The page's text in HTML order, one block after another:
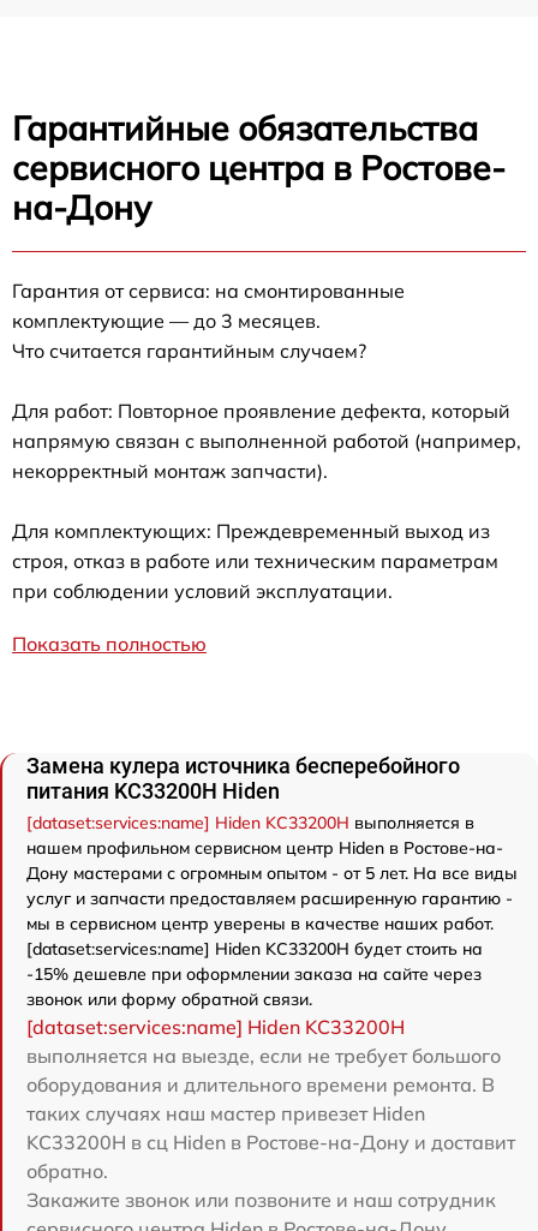
Гарантийные обязательства
сервисного центра в Ростове-
на-Дону
Гарантия от сервиса: на смонтированные
комплектующие — до 3 месяцев.
Что считается гарантийным случаем?
Для работ: Повторное проявление дефекта, который
напрямую связан с выполненной работой (например,
некорректный монтаж запчасти).
Для комплектующих: Преждевременный выход из
строя, отказ в работе или техническим параметрам
при соблюдении условий эксплуатации.
Показать полностью
Замена кулера источника бесперебойного
питания KC33200H Hiden
[dataset:services:name] Hiden KC33200H выполняется в
нашем профильном сервисном центр Hiden в Ростове-на-
Дону мастерами с огромным опытом - от 5 лет. На все виды
услуг и запчасти предоставляем расширенную гарантию -
мы в сервисном центр уверены в качестве наших работ.
[dataset:services:name] Hiden KC33200H будет стоить на
-15% дешевле при оформлении заказа на сайте через
звонок или форму обратной связи.
[dataset:services:name] Hiden KC33200H
выполняется на выезде, если не требует большого
оборудования и длительного времени ремонта. В
таких случаях наш мастер привезет Hiden
KC33200H в сц Hiden в Ростове-на-Дону и доставит
обратно.
Закажите звонок или позвоните и наш сотрудник